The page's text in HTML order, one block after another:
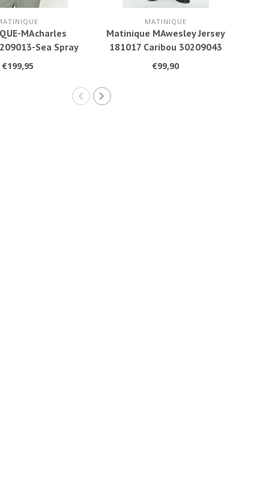
MAcharles
Sea Spray
€199,95
MATINIQUE
Matinique MAwesley Jersey
181017 Caribou 30209043
€99,90